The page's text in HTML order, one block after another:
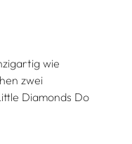
wie
zwei
Diamonds Do